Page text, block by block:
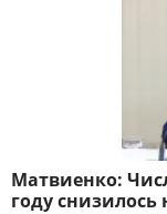
Матвиенко:
году снизилось